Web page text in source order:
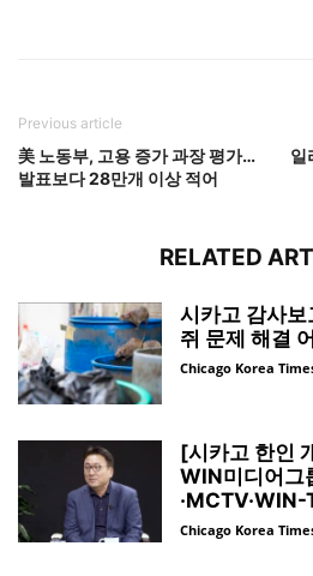
Previous article
美 노동부, 고용 증가 과장 평가…
발표보다 28만개 이상 적어
일
RELATED
시카고 감사보
쥐 문제 해결
Chicago Korea
[시카고 한인
WIN미디어그
Chicago Korea